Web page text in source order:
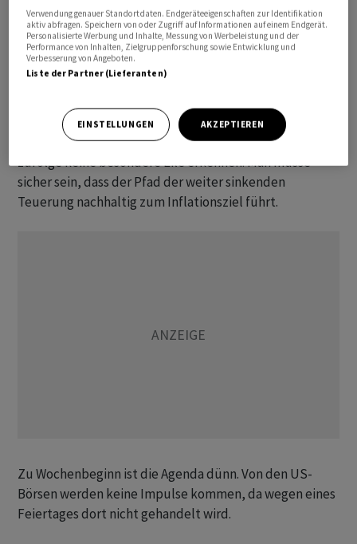
Auch mit Blick auf die Europäische Zentralbank hat sich
laut der Landesbank die Zinsfantasie per saldo
reduziert. Zwar gebe es für den französischen
Notenbankchef Villeroy de Galhau gute Gründe, nicht
aber nicht darum, die Dinge zu überstürzen. Zudem
lässt EZB-Präsidentin Christine Lagarde den Experten
zufolge keine besondere Eile erkennen. Man müsse
sicher sein, dass der Pfad der weiter sinkenden
Teuerung nachhaltig zum Inflationsziel führt.
Zu Wochenbeginn ist die Agenda dünn. Von den US-
Börsen werden keine Impulse kommen, da wegen eines
Feiertages dort nicht gehandelt wird.
Verwendung genauer Standortdaten. Endgeräteeigenschaften zur Identifikation
aktiv abfragen. Speichern von oder Zugriff auf Informationen auf einem Endgerät.
Personalisierte Werbung und Inhalte, Messung von Werbeleistung und der
Performance von Inhalten, Zielgruppenforschung sowie Entwicklung und
Verbesserung von Angeboten.
Liste der Partner (Lieferanten)
EINSTELLUNGEN AKZEPTIEREN